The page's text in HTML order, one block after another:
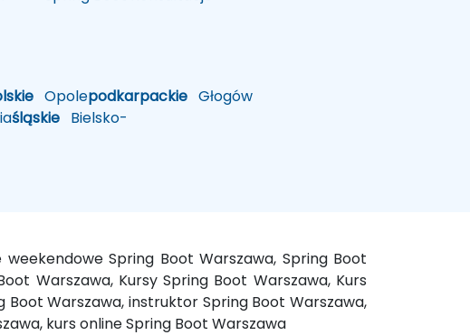
Opolepodkarpackie Głogów
śląskie Bielsko-
Spring Boot Warszawa, Spring Boot
Warszawa, Kursy Spring Boot Warszawa, Kurs
Warszawa, instruktor Spring Boot Warszawa,
kurs online Spring Boot Warszawa